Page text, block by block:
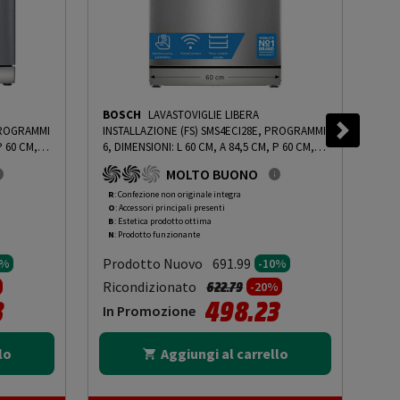
60 CM,
10%
da
BOSCH LAVASTOVIGLIE LIBERA
INSTALLAZIONE (FS) SMS4ECI28E, PROGRAMMI
6, DIMENSIONI: L 60 CM, A 84,5 CM, P 60 CM,
RUMOROSITÀ 42 DB(A), CONSUMO DI ACQUA 9
L, ACCIAIO ANTI-IMPRONTA, CLASSE A - PRMG
GRADING ROBN - 10%-PRMG GRADING ROBN
- 10%
MOLTO BUONO
R: Confezione non originale integra
O: Accessori principali presenti
B: Estetica prodotto ottima
N: Prodotto funzionante
Prodotto Nuovo 691.99 -10%
Ricondizionato Prezzo ridotto da
622.79a-20%
In Promozione 498.23
Aggiungi al carrello